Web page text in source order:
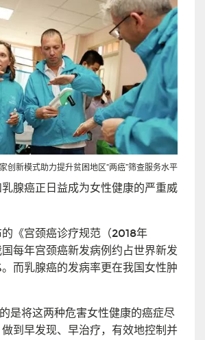
创新模式助力提升贫困地区“两癌”筛查服务水平
腺癌正日益成为女性健康的严重威
《宫颈癌诊疗规范（2018年
每年宫颈癌新发病例约占世界新发
而乳腺癌的发病率更在我国女性肿
是将这两种危害女性健康的癌症尽
到早发现、早治疗，有效地控制并